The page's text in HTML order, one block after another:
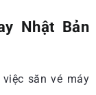
Nhật Bản
săn vé máy